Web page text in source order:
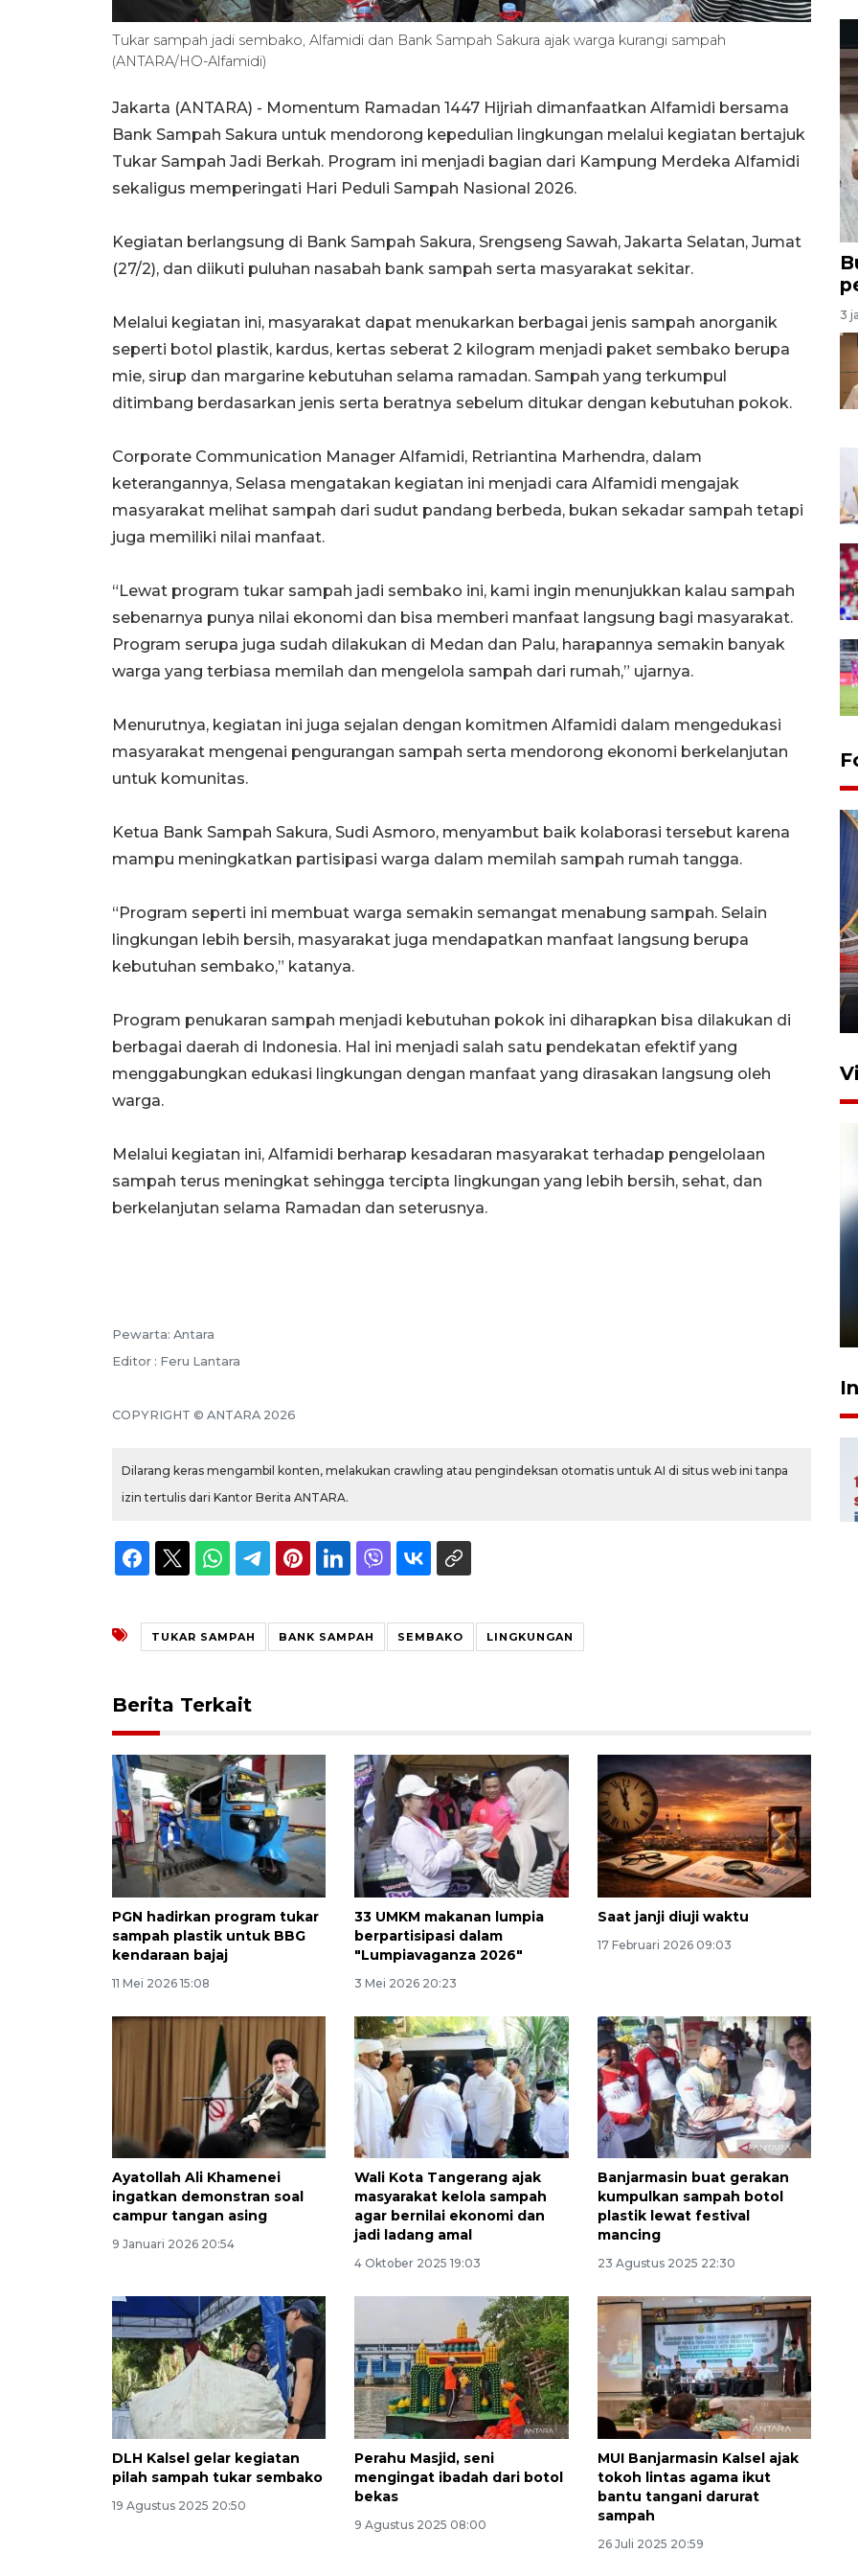
Tukar sampah jadi sembako, Alfamidi dan Bank Sampah Sakura ajak warga kurangi sampah
(ANTARA/HO-Alfamidi)
Jakarta (ANTARA) - Momentum Ramadan 1447 Hijriah dimanfaatkan Alfamidi bersama
Bank Sampah Sakura untuk mendorong kepedulian lingkungan melalui kegiatan bertajuk
Tukar Sampah Jadi Berkah. Program ini menjadi bagian dari Kampung Merdeka Alfamidi
sekaligus memperingati Hari Peduli Sampah Nasional 2026.
Kegiatan berlangsung di Bank Sampah Sakura, Srengseng Sawah, Jakarta Selatan, Jumat
(27/2), dan diikuti puluhan nasabah bank sampah serta masyarakat sekitar.
Melalui kegiatan ini, masyarakat dapat menukarkan berbagai jenis sampah anorganik
seperti botol plastik, kardus, kertas seberat 2 kilogram menjadi paket sembako berupa
mie, sirup dan margarine kebutuhan selama ramadan. Sampah yang terkumpul
ditimbang berdasarkan jenis serta beratnya sebelum ditukar dengan kebutuhan pokok.
Corporate Communication Manager Alfamidi, Retriantina Marhendra, dalam
keterangannya, Selasa mengatakan kegiatan ini menjadi cara Alfamidi mengajak
masyarakat melihat sampah dari sudut pandang berbeda, bukan sekadar sampah tetapi
juga memiliki nilai manfaat.
“Lewat program tukar sampah jadi sembako ini, kami ingin menunjukkan kalau sampah
sebenarnya punya nilai ekonomi dan bisa memberi manfaat langsung bagi masyarakat.
Program serupa juga sudah dilakukan di Medan dan Palu, harapannya semakin banyak
warga yang terbiasa memilah dan mengelola sampah dari rumah,” ujarnya.
Menurutnya, kegiatan ini juga sejalan dengan komitmen Alfamidi dalam mengedukasi
masyarakat mengenai pengurangan sampah serta mendorong ekonomi berkelanjutan
untuk komunitas.
Ketua Bank Sampah Sakura, Sudi Asmoro, menyambut baik kolaborasi tersebut karena
mampu meningkatkan partisipasi warga dalam memilah sampah rumah tangga.
“Program seperti ini membuat warga semakin semangat menabung sampah. Selain
lingkungan lebih bersih, masyarakat juga mendapatkan manfaat langsung berupa
kebutuhan sembako,” katanya.
Program penukaran sampah menjadi kebutuhan pokok ini diharapkan bisa dilakukan di
berbagai daerah di Indonesia. Hal ini menjadi salah satu pendekatan efektif yang
menggabungkan edukasi lingkungan dengan manfaat yang dirasakan langsung oleh
warga.
Melalui kegiatan ini, Alfamidi berharap kesadaran masyarakat terhadap pengelolaan
sampah terus meningkat sehingga tercipta lingkungan yang lebih bersih, sehat, dan
berkelanjutan selama Ramadan dan seterusnya.
Pewarta: Antara
Editor : Feru Lantara
COPYRIGHT © ANTARA 2026
Dilarang keras mengambil konten, melakukan crawling atau pengindeksan otomatis untuk AI di situs web ini tanpa
izin tertulis dari Kantor Berita ANTARA.
TUKAR SAMPAH BANK SAMPAH SEMBAKO LINGKUNGAN
Berita Terkait
PGN hadirkan program tukar
sampah plastik untuk BBG
kendaraan bajaj
11 Mei 2026 15:08
33 UMKM makanan lumpia
berpartisipasi dalam
"Lumpiavaganza 2026"
3 Mei 2026 20:23
Saat janji diuji waktu
17 Februari 2026 09:03
Ayatollah Ali Khamenei
ingatkan demonstran soal
campur tangan asing
9 Januari 2026 20:54
Wali Kota Tangerang ajak
masyarakat kelola sampah
agar bernilai ekonomi dan
jadi ladang amal
4 Oktober 2025 19:03
Banjarmasin buat gerakan
kumpulkan sampah botol
plastik lewat festival
mancing
23 Agustus 2025 22:30
DLH Kalsel gelar kegiatan
pilah sampah tukar sembako
19 Agustus 2025 20:50
Perahu Masjid, seni
mengingat ibadah dari botol
bekas
9 Agustus 2025 08:00
MUI Banjarmasin Kalsel ajak
tokoh lintas agama ikut
bantu tangani darurat
sampah
26 Juli 2025 20:59
3
Komisi V DPR tinjau
2026-08-06 18:45:00